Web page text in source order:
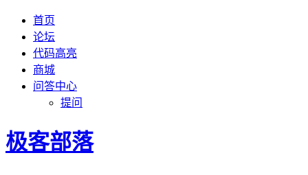
首页
论坛
代码高亮
商城
问答中心
提问
极客部落